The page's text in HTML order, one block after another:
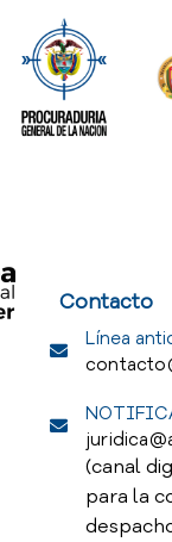
Contacto
Línea
(canal
para la